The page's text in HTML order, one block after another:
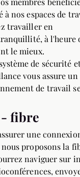
nos espaces de
travailler en
à l'heure
le mieux.
de sécurité
vous assure un
de travail
fibre
une
proposons la
naviguer sur